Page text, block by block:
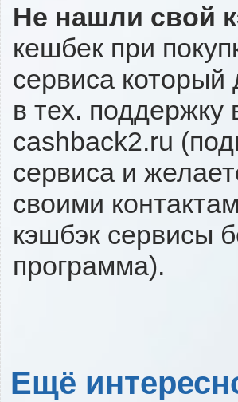
Не нашли свой
кешбек при
сервиса который
в тех. поддержку
cashback2.ru
сервиса и
своими
кэшбэк сервисы
программа).
Ещё